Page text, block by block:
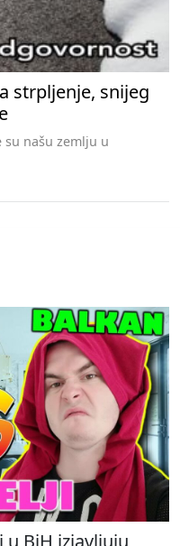
strpljenje, snijeg
našu zemlju u